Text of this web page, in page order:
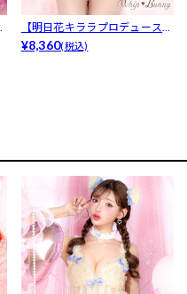
【明日花キララプロデュース/
WhipB...
¥8,360(税込)